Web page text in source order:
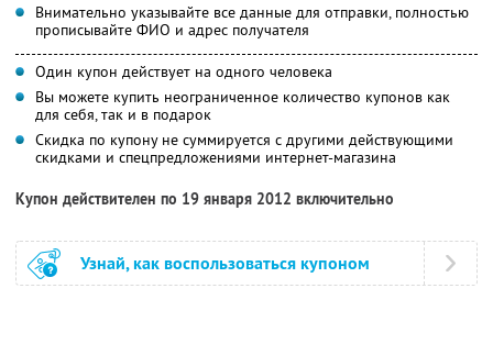
Внимательно указывайте все данные для отправки, полностью
прописывайте ФИО и адрес получателя
Один купон действует на одного человека
Вы можете купить неограниченное количество купонов как
для себя, так и в подарок
Скидка по купону не суммируется с другими действующими
скидками и спецпредложениями интернет-магазина
Купон действителен по 19 января 2012 включительно
Узнай, как воспользоваться купоном